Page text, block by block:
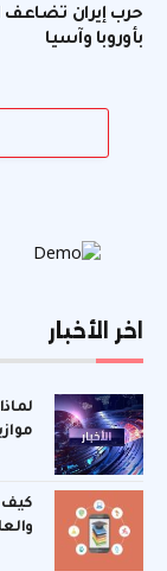
حرب إيران تضاعف
بأوروبا وآسيا
اخر الأخبار
كيف